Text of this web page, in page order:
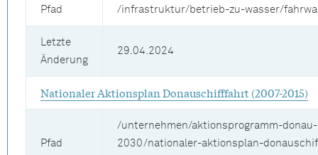
Pfad /infrastruktur/betrieb-zu-wasser/
Letzte
Änderung
29.04.2024
Nationaler Aktionsplan Donauschifffahrt (2007-2015)
Pfad
/unternehmen/aktionsprogramm-donau-
2030/nationaler-aktionsplan-